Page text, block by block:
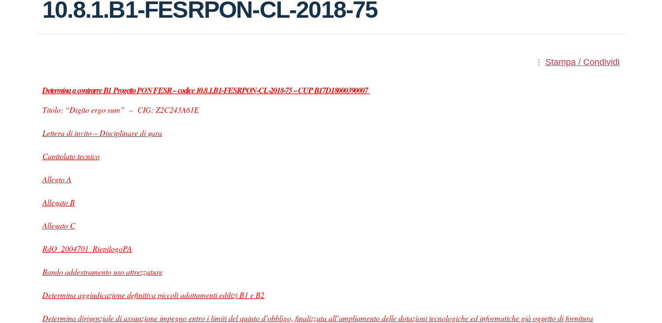
10.8.1.B1-FESRPON-CL-2018-75
Stampa / Condividi
Determina a contrarre B1Progetto PON FESR – codice 10.8.1.B1-FESRPON-CL-2018-75 – CUP B17D18000390007
Titolo: “Digito ergo sum” – CIG: Z2C243A61E
Lettera di invito – Disciplinare di gara
Capitolato tecnico
Allegto A
Allegato B
Allegato C
RdO_2004701_RiepilogoPA
Bando addestramento uso attrezzature
Determina aggiudicazione definitiva piccoli adattamenti edilizi B1 e B2
Determina dirigenziale di assunzione impegno entro i limiti del quinto d’obbligo, finalizzata all’ampliamento delle dotazioni tecnologiche ed informatiche già oggetto di fornitura